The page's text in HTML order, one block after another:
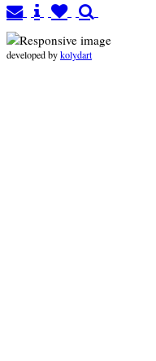
developed bykolydart